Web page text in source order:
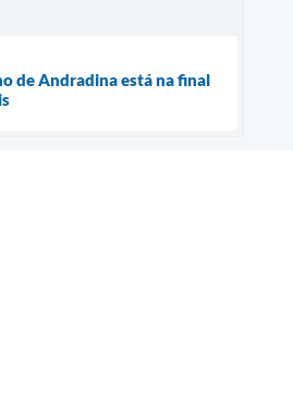
de Andradina está na final